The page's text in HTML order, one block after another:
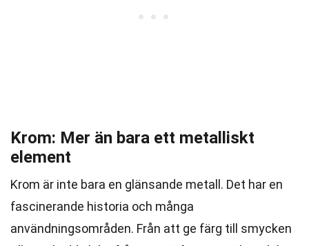
Krom: Mer än bara ett metalliskt
element
Krom är inte bara en glänsande metall. Det har en
fascinerande historia och många
användningsområden. Från att ge färg till smycken